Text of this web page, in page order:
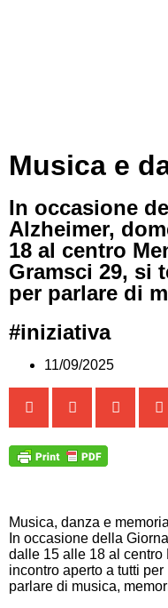
Musica e
In occasione
Alzheimer,
18 al centro
Gramsci 29, si
per parlare di
#iniziativa
11/09/2025
Musica, danza e
In occasione della
dalle 15 alle 18 al centro
incontro aperto a tutti per
parlare di musica,